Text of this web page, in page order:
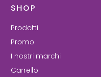
SHOP
Prodotti
Promo
I nostri marchi
Carrello